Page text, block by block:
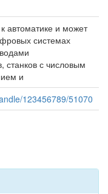
автоматике и может
системах
с числовым
и
123456789/51070